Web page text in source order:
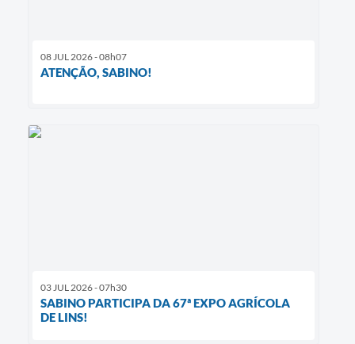
08 JUL 2026 - 08h07
ATENÇÃO, SABINO!
03 JUL 2026 - 07h30
SABINO PARTICIPA DA 67ª EXPO AGRÍCOLA
DE LINS!